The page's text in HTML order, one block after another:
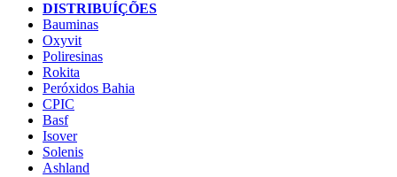
DISTRIBUÍÇÕES
Bauminas
Oxyvit
Poliresinas
Rokita
Peróxidos Bahia
CPIC
Basf
Isover
Solenis
Ashland